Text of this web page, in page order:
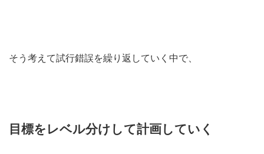
そう考えて試行錯誤を繰り返していく中で、
目標をレベル分けして計画していく